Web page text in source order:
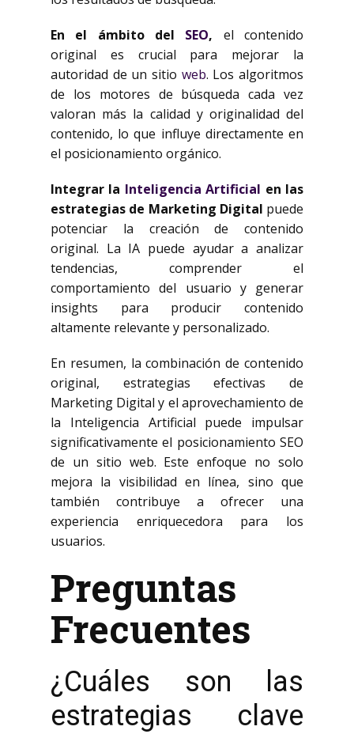
En el ámbito del SEO, el contenido
original es crucial para mejorar la
autoridad de un sitio web. Los algoritmos
de los motores de búsqueda cada vez
valoran más la calidad y originalidad del
contenido, lo que influye directamente en
el posicionamiento orgánico.
Integrar la Inteligencia Artificial en las
estrategias de Marketing Digital puede
potenciar la creación de contenido
original. La IA puede ayudar a analizar
tendencias, comprender el
comportamiento del usuario y generar
insights para producir contenido
altamente relevante y personalizado.
En resumen, la combinación de contenido
original, estrategias efectivas de
Marketing Digital y el aprovechamiento de
la Inteligencia Artificial puede impulsar
significativamente el posicionamiento SEO
de un sitio web. Este enfoque no solo
mejora la visibilidad en línea, sino que
también contribuye a ofrecer una
experiencia enriquecedora para los
usuarios.
Preguntas
Frecuentes
¿Cuáles son las
estrategias clave